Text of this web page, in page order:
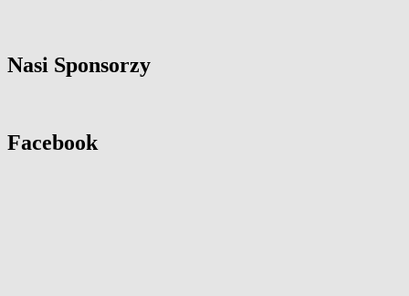
Nasi Sponsorzy
Facebook